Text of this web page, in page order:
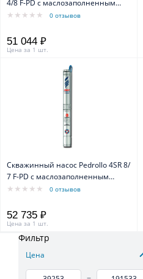
4/8 F-PD с маслозаполненным
двигателем 4PD0 отзывов
51 044 ₽
Цена за 1 шт.
Скважинный насос Pedrollo 4SR 8/
7 F-PD с маслозаполненным
двигателем 4PD0 отзывов
52 735 ₽
Цена за 1 шт.
Фильтр
Цена